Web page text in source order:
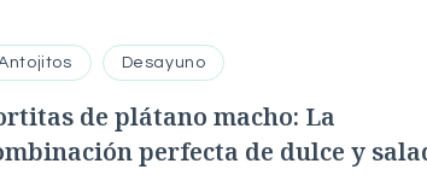
Desayuno
de plátano macho: La
perfecta de dulce y